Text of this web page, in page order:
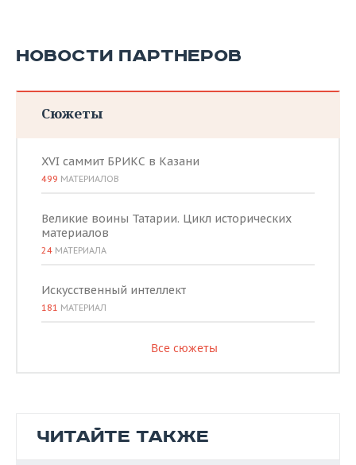
НОВОСТИ ПАРТНЕРОВ
Сюжеты
XVI саммит БРИКС в Казани
499 МАТЕРИАЛОВ
Великие воины Татарии. Цикл исторических
материалов
24 МАТЕРИАЛА
Искусственный интеллект
181 МАТЕРИАЛ
Все сюжеты
ЧИТАЙТЕ ТАКЖЕ